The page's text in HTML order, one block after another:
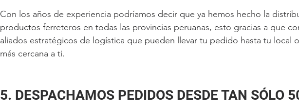
Con los años de experiencia podríamos decir que ya hemos hecho la
productos ferreteros en todas las provincias peruanas, esto gracias a que
aliados estratégicos de logística que pueden llevar tu pedido hasta tu local
más cercana a ti.
5. DESPACHAMOS PEDIDOS DESDE TAN SÓLO